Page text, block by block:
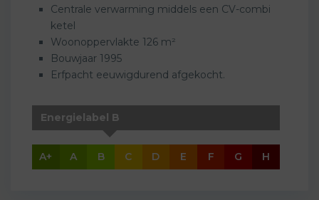
Centrale verwarming middels een CV-combi
ketel
Woonoppervlakte 126 m²
Bouwjaar 1995
Erfpacht eeuwigdurend afgekocht.
A+ A
Energielabel B
B C D E F G H